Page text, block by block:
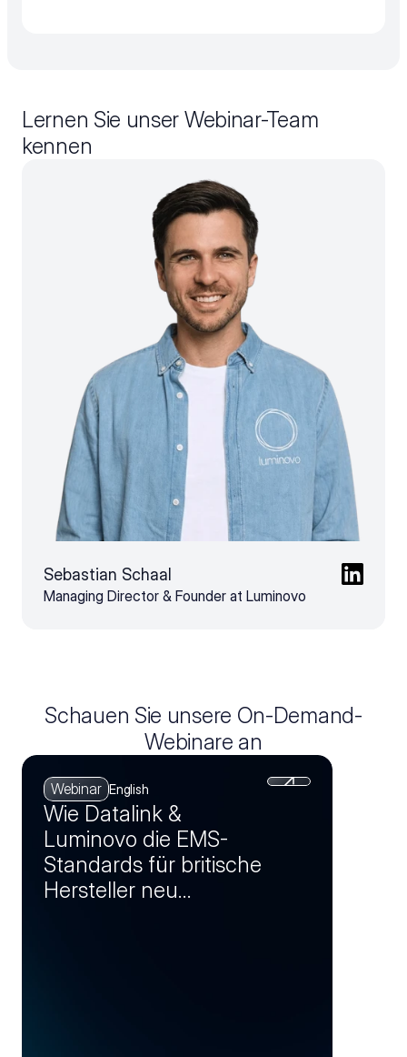
Lernen Sie unser Webinar-Team
kennen
Sebastian Schaal
Managing Director & Founder at Luminovo
Schauen Sie unsere On-Demand-
Webinare an
Webinar English
Wie Datalink &
Luminovo die EMS-
Standards für britische
Hersteller neu